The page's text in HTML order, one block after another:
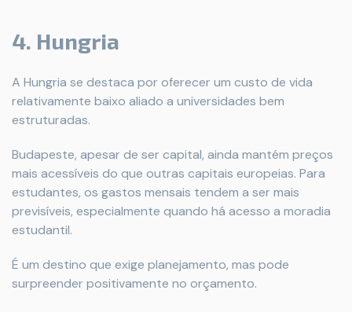
4. Hungria
A Hungria se destaca por oferecer um custo de vida
relativamente baixo aliado a universidades bem
estruturadas.
Budapeste, apesar de ser capital, ainda mantém preços
mais acessíveis do que outras capitais europeias. Para
estudantes, os gastos mensais tendem a ser mais
previsíveis, especialmente quando há acesso a moradia
estudantil.
É um destino que exige planejamento, mas pode
surpreender positivamente no orçamento.